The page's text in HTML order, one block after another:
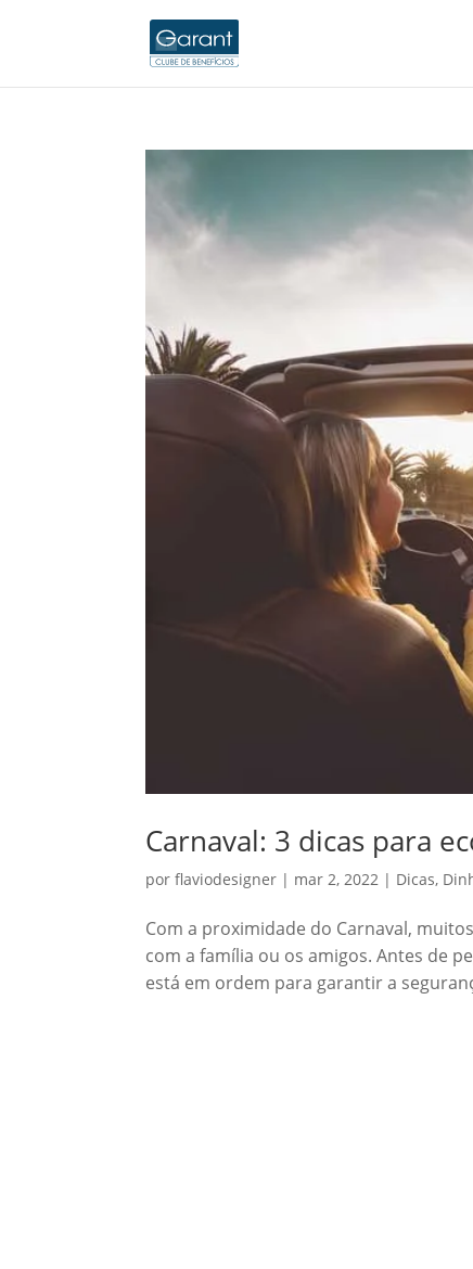
Carnaval: 3 dicas para
porflaviodesigner | mar 2, 2022 | Dicas,
Com a proximidade do Carnaval,
com a família ou os amigos. Antes de
está em ordem para garantir a